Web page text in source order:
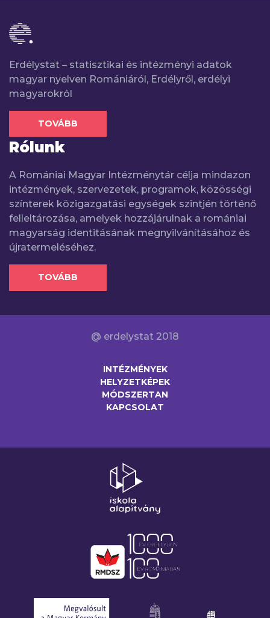
Erdélystat – statisztikai és intézményi adatok
magyar nyelven Romániáról, Erdélyről, erdélyi
magyarokról
TOVÁBB
Rólunk
A Romániai Magyar Intézménytár célja mindazon
intézmények, szervezetek, programok, közösségi
színterek közigazgatási egységek szintjén történő
felleltározása, amelyek hozzájárulnak a romániai
magyarság identitásának megnyilvánításához és
újratermeléséhez.
TOVÁBB
@ erdelystat 2018
INTÉZMÉNYEK
HELYZETKÉPEK
MÓDSZERTAN
KAPCSOLAT